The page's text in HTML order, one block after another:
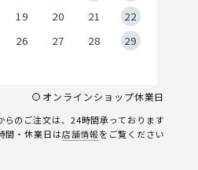
19 20 21
22
26 27 28
29
オンラインショップ休業日
のご注文は、24時間承っております
間・休業日は店舗情報をご覧ください